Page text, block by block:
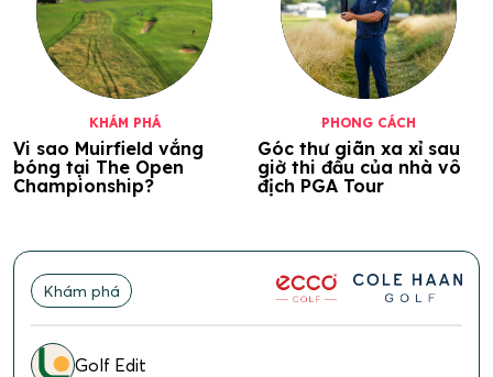
KHÁM PHÁ
Vi sao Muirfield vắng
bóng tại The Open
Championship?
PHONG CÁCH
Góc thư giãn xa xỉ sau
giờ thi đấu của nhà vô
địch PGA Tour
Khám phá
Golf Edit